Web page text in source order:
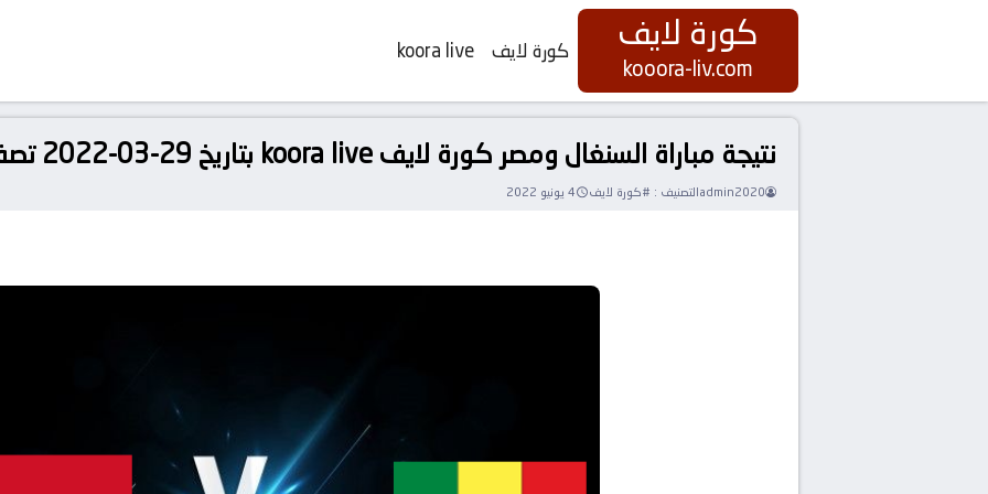
كورة لايف
kooora-liv.com
كورة لايف koora live
نتيجة مباراة السنغال ومصر كورة لايف koora live بتاريخ 29-03-2022 تصفيات كأس العالم: أفريقيا
admin2020التصنيف : #كورة لايف 4 يونيو 2022